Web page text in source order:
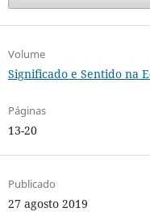
Volume
Significado e Sentido na
Páginas
13-20
Publicado
27 agosto 2019